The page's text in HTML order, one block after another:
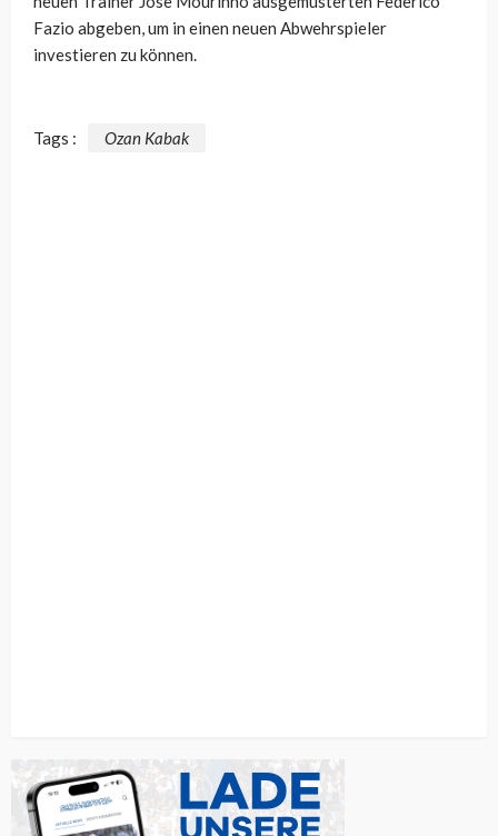
Fazio abgeben, um in einen neuen Abwehrspieler
investieren zu können.
Tags : Ozan Kabak